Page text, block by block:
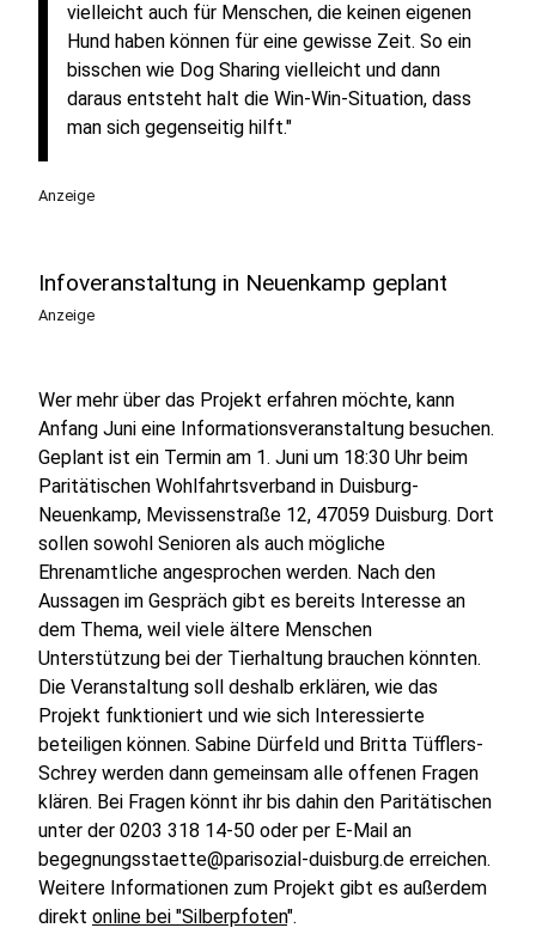
vielleicht auch für Menschen, die keinen eigenen
Hund haben können für eine gewisse Zeit. So ein
bisschen wie Dog Sharing vielleicht und dann
daraus entsteht halt die Win-Win-Situation, dass
man sich gegenseitig hilft."
Anzeige
Infoveranstaltung in Neuenkamp geplant
Anzeige
Wer mehr über das Projekt erfahren möchte, kann
Anfang Juni eine Informationsveranstaltung besuchen.
Geplant ist ein Termin am 1. Juni um 18:30 Uhr beim
Paritätischen Wohlfahrtsverband in Duisburg-
Neuenkamp, Mevissenstraße 12, 47059 Duisburg. Dort
sollen sowohl Senioren als auch mögliche
Ehrenamtliche angesprochen werden. Nach den
Aussagen im Gespräch gibt es bereits Interesse an
dem Thema, weil viele ältere Menschen
Unterstützung bei der Tierhaltung brauchen könnten.
Die Veranstaltung soll deshalb erklären, wie das
Projekt funktioniert und wie sich Interessierte
beteiligen können. Sabine Dürfeld und Britta Tüfflers-
Schrey werden dann gemeinsam alle offenen Fragen
klären. Bei Fragen könnt ihr bis dahin den Paritätischen
unter der 0203 318 14-50 oder per E-Mail an
begegnungsstaette@parisozial-duisburg.de erreichen.
Weitere Informationen zum Projekt gibt es außerdem
direkt online bei "Silberpfoten".